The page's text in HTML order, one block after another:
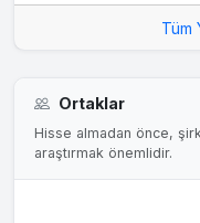
Tüm
Ortaklar
Hisse almadan önce,
araştırmak önemlidir.